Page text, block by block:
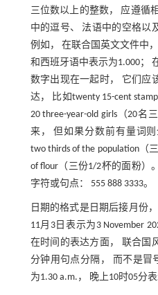
三位数以上的整数， 应遵循
中的逗号、 法语中的空格以
例如， 在联合国英文文件中
和西班牙语中表示为1.000；
数字出现在一起时， 它们应
达， 比如twenty 15-cent
20 three-year-old girls（20
来， 但如果分数前有量词
two thirds of the population（
of flour（三份1/2杯的面粉）
字符或句点： 555 888 3333。
日期的格式是日期后接月份
11月3日表示为3 November
在时间的表达方面， 联合国
分钟用句点分隔， 而不是冒
为1.30 a.m.， 晚上10时05分表